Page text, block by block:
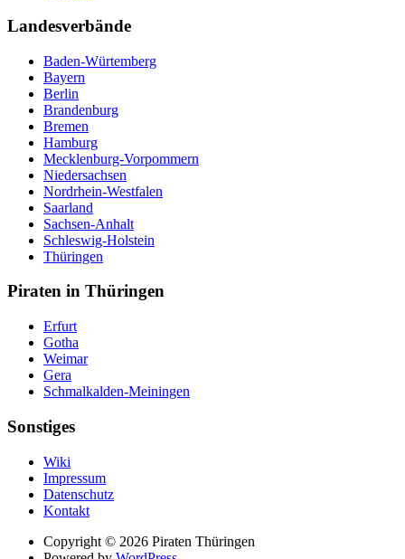
Landesverbände
Baden-Würtemberg
Bayern
Berlin
Brandenburg
Bremen
Hamburg
Mecklenburg-Vorpommern
Niedersachsen
Nordrhein-Westfalen
Saarland
Sachsen-Anhalt
Schleswig-Holstein
Thüringen
Piraten in Thüringen
Erfurt
Gotha
Weimar
Gera
Schmalkalden-Meiningen
Sonstiges
Wiki
Impressum
Datenschutz
Kontakt
Suche
Copyright © 2026 Piraten Thüringen